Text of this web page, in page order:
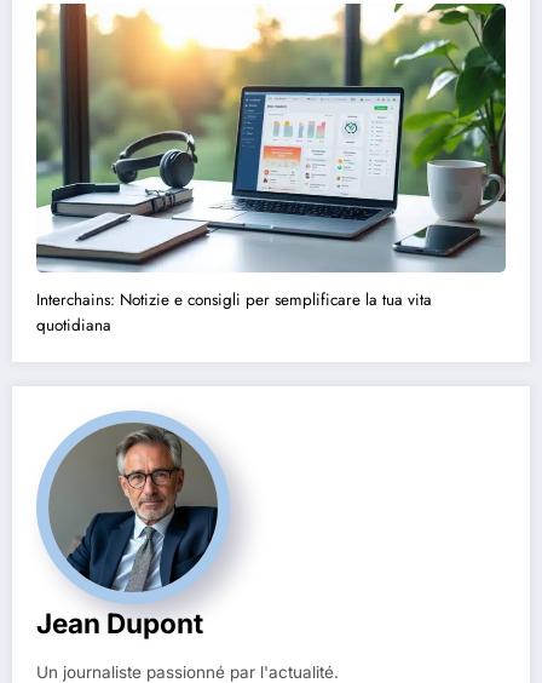
Interchains: Notizie e consigli per semplificare la tua vita
quotidiana
Jean Dupont
Un journaliste passionné par l'actualité.